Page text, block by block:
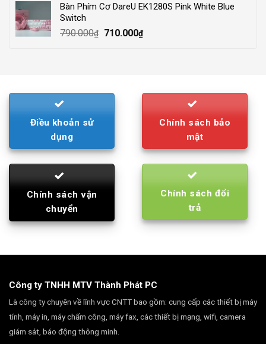
210.000₫.195.000₫.
Bàn Phím Cơ DareU EK1280S Pink White Blue
Switch
790.000₫
Original
710.000₫Current
Điều khoản sử
dụng
Chính sách bảo
mật
Chính sách vận
chuyển
Chính sách đổi
trả
Công ty TNHH MTV Thành Phát PC
Là công ty chuyên về lĩnh vực CNTT bao gồm: cung cấp các thiết bị máy
tính, máy in, máy chấm công, máy fax, các thiết bị mạng, wifi, camera
giám sát, báo động thông minh.